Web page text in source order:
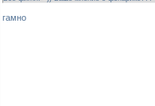
гамно